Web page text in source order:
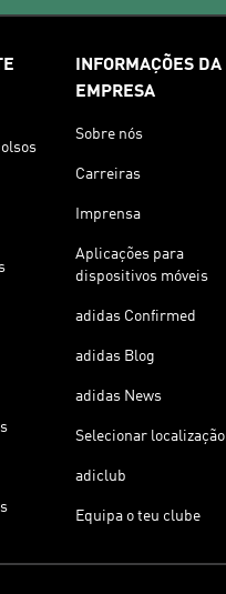
INFORMAÇÕES DA
EMPRESA
Sobre nós
Carreiras
Imprensa
Aplicações para
dispositivos móveis
adidas Confirmed
adidas Blog
adidas News
Selecionar localização
adiclub
Equipa o teu clube